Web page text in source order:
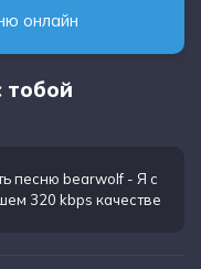
онлайн
тобой
песню bearwolf - Я с
320 kbps качестве